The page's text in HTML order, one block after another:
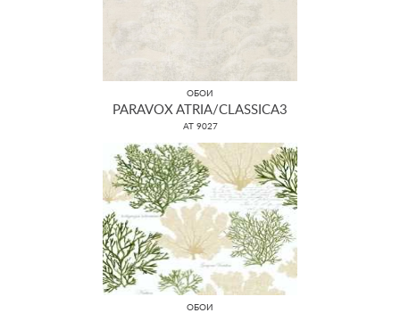
ОБОИ
PARAVOX ATRIA/CLASSICA3
AT 9027
ОБОИ